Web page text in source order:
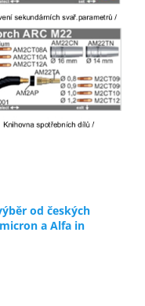
od českých
a Alfa in